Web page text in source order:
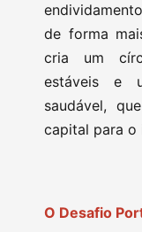
de forma
cria um
estáveis e
saudável,
capital para o
O Desafio